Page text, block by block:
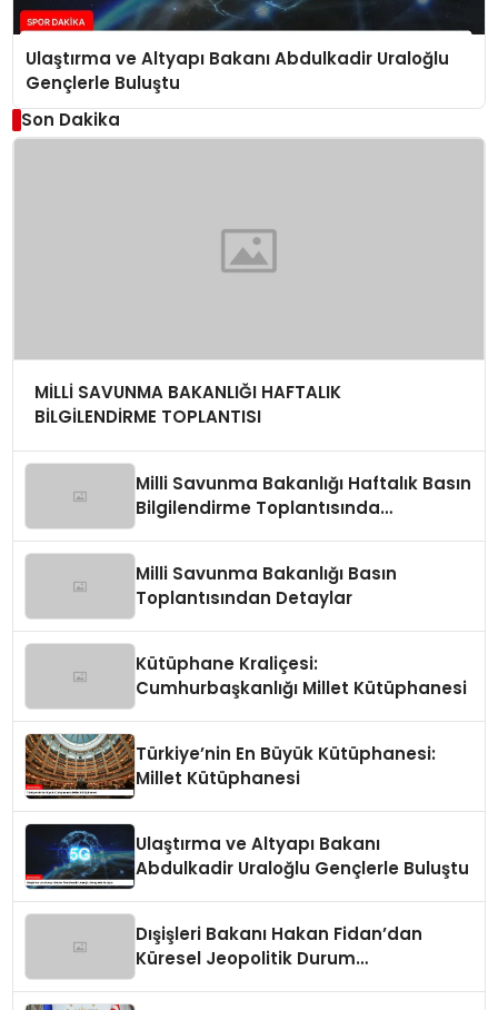
Ulaştırma ve Altyapı Bakanı Abdulkadir Uraloğlu
Gençlerle Buluştu
Son Dakika
MİLLİ SAVUNMA BAKANLIĞI HAFTALIK
BİLGİLENDİRME TOPLANTISI
Milli Savunma Bakanlığı Haftalık Basın
Bilgilendirme Toplantısında
Milli Savunma Bakanlığı Basın
Toplantısından Detaylar
Kütüphane Kraliçesi:
Cumhurbaşkanlığı Millet Kütüphanesi
Türkiye’nin En Büyük Kütüphanesi:
Millet Kütüphanesi
Ulaştırma ve Altyapı Bakanı
Abdulkadir Uraloğlu Gençlerle Buluştu
Dışişleri Bakanı Hakan Fidan’dan
Küresel Jeopolitik Durum